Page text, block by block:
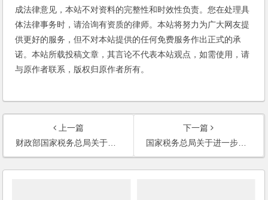
成法律意见，本站不对资料的完整性和时效性负责。您在处理具
体法律事务时，请洽询有资质的律师。本站将努力为广大网友提
供更好的服务，但不对本站提供的任何免费服务作出正式的承
诺。本站所载投稿文章，其言论不代表本站观点，如需使用，请
与原作者联系，版权归原作者所有。
上一篇
财政部国家税务总局关于进一步鼓励软件产业和集成电路产业发展企业所得税政策的通知
下一篇
国家税务总局关于进一步贯彻落实税收政策促进民间投资健康发展的意见